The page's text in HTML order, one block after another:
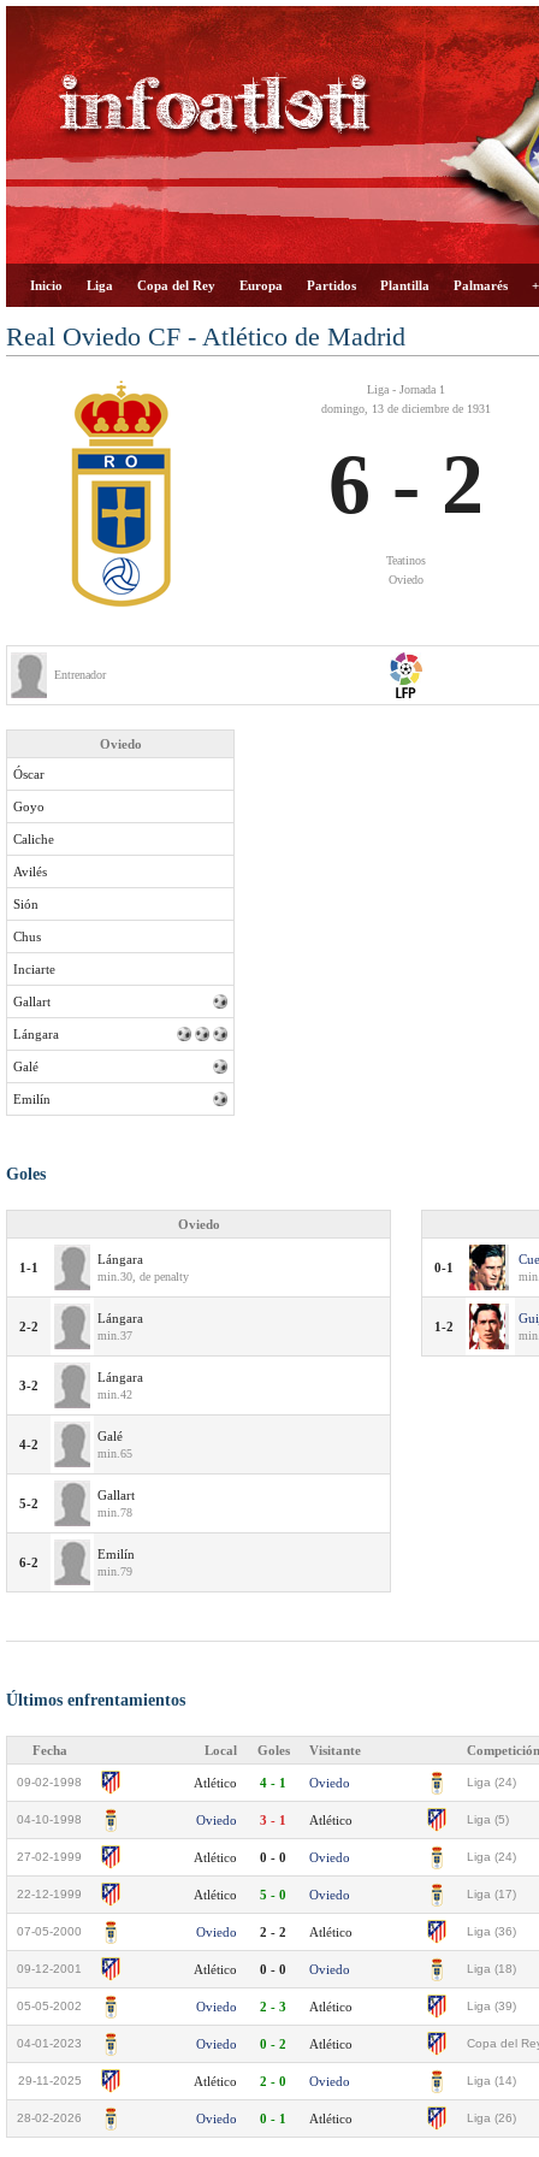
Inicio Liga Copa del Rey Europa Partidos Plantilla Palmarés
Real Oviedo CF - Atlético de Madrid
Liga - Jornada 1
domingo, 13 de diciembre de 1931
6 - 2
Teatinos
Oviedo
Entrenador
Oviedo
Óscar
Goyo
Caliche
Avilés
Sión
Chus
Inciarte
Gallart
Lángara
Galé
Emilín
Goles
Oviedo
1-1
Lángara
min.30, de penalty
2-2
Lángara
min.37
3-2
Lángara
min.42
4-2
Galé
min.65
5-2
Gallart
min.78
6-2
Emilín
min.79
0-1
1-2
Últimos enfrentamientos
Fecha Local Goles Visitante Competición
09-02-1998 Atlético 4 - 1 Oviedo Liga (24)
04-10-1998 Oviedo 3 - 1 Atlético Liga (5)
27-02-1999 Atlético 0 - 0 Oviedo Liga (24)
22-12-1999 Atlético 5 - 0 Oviedo Liga (17)
07-05-2000 Oviedo 2 - 2 Atlético Liga (36)
09-12-2001 Atlético 0 - 0 Oviedo Liga (18)
05-05-2002 Oviedo 2 - 3 Atlético Liga (39)
04-01-2023 Oviedo 0 - 2 Atlético Copa del
29-11-2025 Atlético 2 - 0 Oviedo Liga (14)
28-02-2026 Oviedo 0 - 1 Atlético Liga (26)